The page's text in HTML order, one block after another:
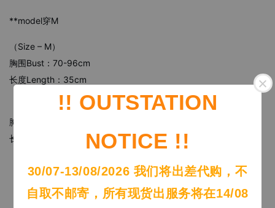
!! OUTSTATION
NOTICE !!
30/07-13/08/2026 我们将出差代购，不
自取不邮寄，所有现货出服务将在14/08
**model穿M
（Size – M）
胸围Bust：70-96cm
长度Length：35cm
胸围Bust：90-106cm
长度Length：50cm